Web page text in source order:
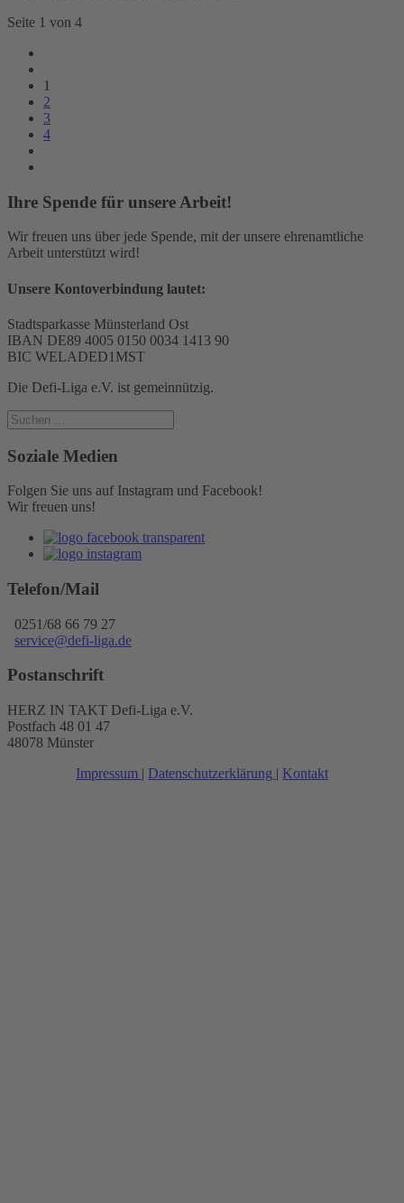
Seite 1 von 4
1
2
3
4
Ihre Spende für unsere Arbeit!
Wir freuen uns über jede Spende, mit der unsere ehrenamtliche
Arbeit unterstützt wird!
Unsere Kontoverbindung lautet:
Stadtsparkasse Münsterland Ost
IBAN DE89 4005 0150 0034 1413 90
BIC WELADED1MST
Die Defi-Liga e.V. ist gemeinnützig.
Soziale Medien
Folgen Sie uns auf Instagram und Facebook!
Wir freuen uns!
Telefon/Mail
0251/68 66 79 27
service@defi-liga.de
Postanschrift
HERZ IN TAKT Defi-Liga e.V.
Postfach 48 01 47
48078 Münster
Impressum | Datenschutzerklärung | Kontakt